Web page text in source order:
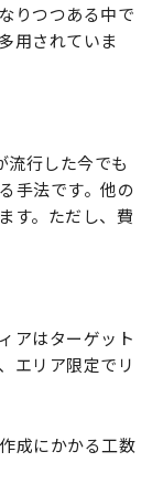
りつつある中で
用されていま
流行した今でも
手法です。他の
す。ただし、費
アはターゲット
エリア限定でリ
成にかかる工数